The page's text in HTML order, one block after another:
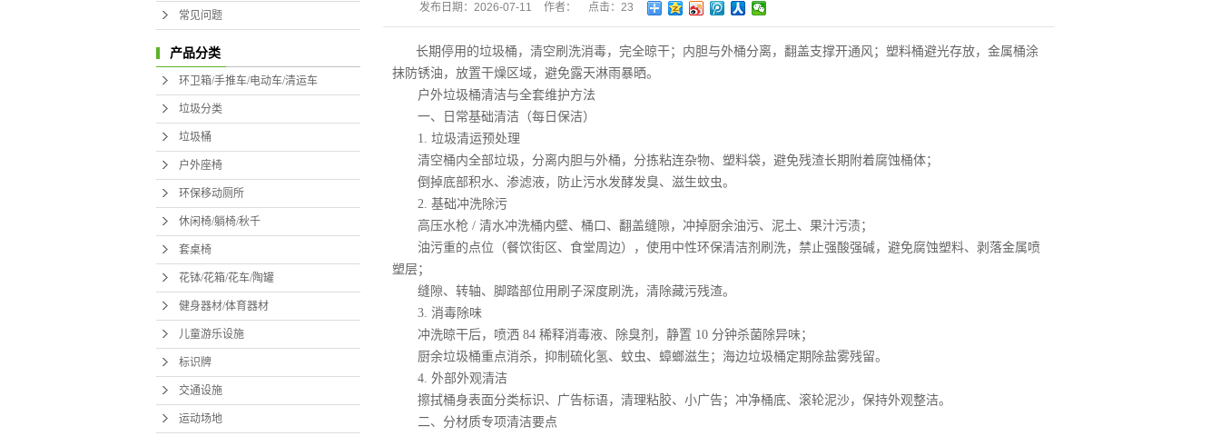
户外座椅
环保移动厕所
休闲椅/躺椅/秋千
套桌椅
花钵/花箱/花车/陶罐
健身器材/体育器材
儿童游乐设施
标识牌
交通设施
运动场地
雕塑
岗亭.木制品
垃圾房
常见问题
产品分类
环卫箱/手推车/电动车/清运车
垃圾分类
垃圾桶
户外座椅
环保移动厕所
休闲椅/躺椅/秋千
套桌椅
花钵/花箱/花车/陶罐
健身器材/体育器材
儿童游乐设施
标识牌
交通设施
运动场地
发布日期： 2026-07-11 作者： 点击： 23
长期停用的垃圾桶，清空刷洗消毒，完全晾干；内胆与外桶分离，翻盖支撑开通风；塑料桶避光存放，金属桶涂
抹防锈油，放置干燥区域，避免露天淋雨暴晒。
户外垃圾桶清洁与全套维护方法
一、日常基础清洁（每日保洁）
1. 垃圾清运预处理
清空桶内全部垃圾，分离内胆与外桶，分拣粘连杂物、塑料袋，避免残渣长期附着腐蚀桶体；
倒掉底部积水、渗滤液，防止污水发酵发臭、滋生蚊虫。
2. 基础冲洗除污
高压水枪 / 清水冲洗桶内壁、桶口、翻盖缝隙，冲掉厨余油污、泥土、果汁污渍；
油污重的点位（餐饮街区、食堂周边），使用中性环保清洁剂刷洗，禁止强酸强碱，避免腐蚀塑料、剥落金属喷
塑层；
缝隙、转轴、脚踏部位用刷子深度刷洗，清除藏污残渣。
3. 消毒除味
冲洗晾干后，喷洒 84 稀释消毒液、除臭剂，静置 10 分钟杀菌除异味；
厨余垃圾桶重点消杀，抑制硫化氢、蚊虫、蟑螂滋生；海边垃圾桶定期除盐雾残留。
4. 外部外观清洁
擦拭桶身表面分类标识、广告标语，清理粘胶、小广告；冲净桶底、滚轮泥沙，保持外观整洁。
二、分材质专项清洁要点